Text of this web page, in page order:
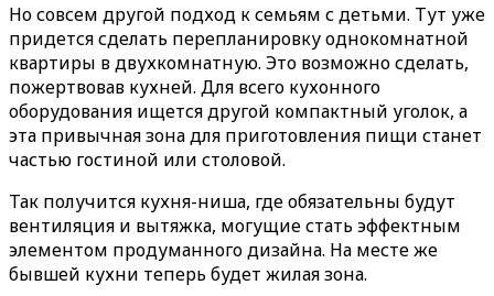
Но совсем другой подход к семьям с детьми. Тут уже
придется сделать перепланировку однокомнатной
квартиры в двухкомнатную. Это возможно сделать,
пожертвовав кухней. Для всего кухонного
оборудования ищется другой компактный уголок, а
эта привычная зона для приготовления пищи станет
частью гостиной или столовой.
Так получится кухня-ниша, где обязательны будут
вентиляция и вытяжка, могущие стать эффектным
элементом продуманного дизайна. На месте же
бывшей кухни теперь будет жилая зона.